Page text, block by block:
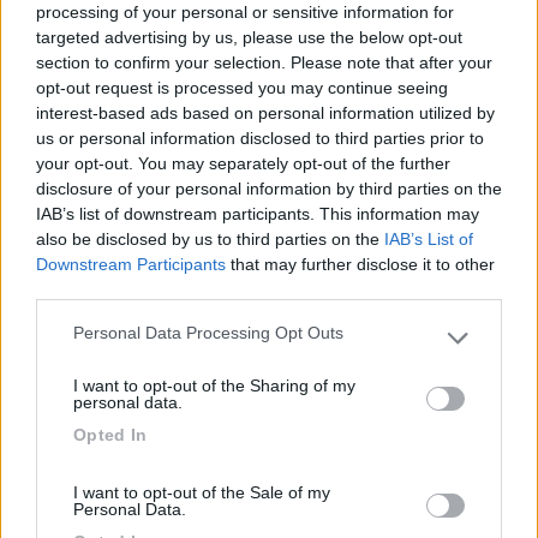
processing of your personal or sensitive information for
targeted advertising by us, please use the below opt-out
section to confirm your selection. Please note that after your
opt-out request is processed you may continue seeing
interest-based ads based on personal information utilized by
us or personal information disclosed to third parties prior to
your opt-out. You may separately opt-out of the further
disclosure of your personal information by third parties on the
IAB’s list of downstream participants. This information may
also be disclosed by us to third parties on the IAB’s List of
Downstream Participants that may further disclose it to other
Please note that this website/app uses one or more Google
not limited to your visit or usage behaviour. You may click to
grant or deny consent to Google and its third-party tags to
use your data for below specified purposes in below Google
Personal Data Processing Opt Outs
I want to opt-out of the Sharing of my
personal data.
Opted In
I want to opt-out of the Sale of my
Personal Data.
Numero di serie (sistema): W87440P6X86
Hardware UUID: 00000000-0000-1000-8000-
001B63AF9DC2
vorrei evitare di spedere soldi per hardwere e softwere.
volevo solo sapere se resettando l'intero hd potevo installare
sopra win 10 che già possiedo, o al limite come fare per
installarlo insieme a ios
Silvio